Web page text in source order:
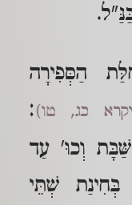
הַסְּפִירָה
כג, טו):
וְכוּ' עַד
שְׁתֵּי